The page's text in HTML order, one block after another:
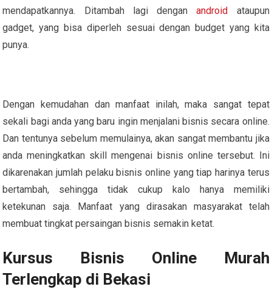
mendapatkannya. Ditambah lagi denganandroid ataupun
gadget, yang bisa diperleh sesuai dengan budget yang kita
punya.
Dengan kemudahan dan manfaat inilah, maka sangat tepat
sekali bagi anda yang baru ingin menjalani bisnis secara online.
Dan tentunya sebelum memulainya, akan sangat membantu jika
anda meningkatkan skill mengenai bisnis online tersebut. Ini
dikarenakan jumlah pelaku bisnis online yang tiap harinya terus
bertambah, sehingga tidak cukup kalo hanya memiliki
ketekunan saja. Manfaat yang dirasakan masyarakat telah
membuat tingkat persaingan bisnis semakin ketat.
Kursus Bisnis Online Murah
Terlengkap di Bekasi